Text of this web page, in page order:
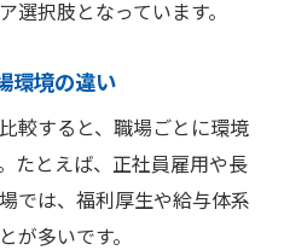
択肢となっています。
環境の違い
較すると、職場ごとに環境
たとえば、正社員雇用や長
では、福利厚生や給与体系
が多いです。